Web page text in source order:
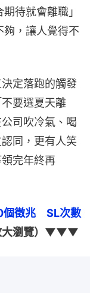
待就會離職」
夠，讓人覺得不
定落跑的觸發
要選夏天離
司吹冷氣、喝
同，更有人笑
完年終再
徵兆　SL次數
大瀏覽）▼▼▼